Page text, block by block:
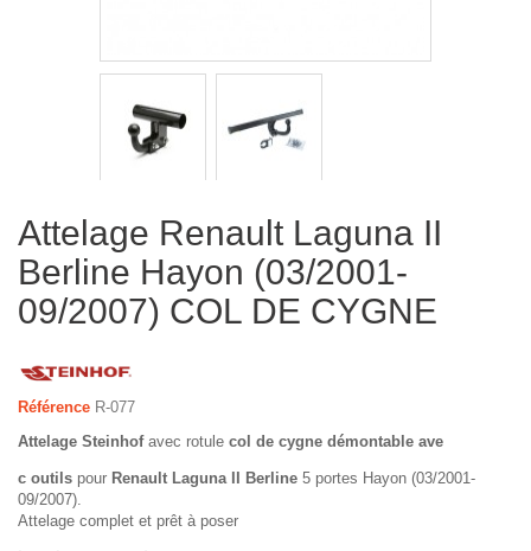
Attelage Renault Laguna II
Berline Hayon (03/2001-
09/2007) COL DE CYGNE
Référence R-077
Attelage Steinhofavec rotule col de cygne démontable ave
c outils pour Renault Laguna II Berline 5 portes Hayon (03/2001-
09/2007).
Attelage complet et prêt à poser